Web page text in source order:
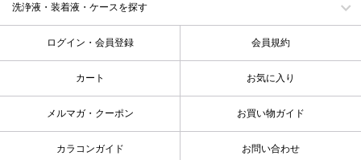
洗浄液・装着液・ケースを探す
ログイン・会員登録 会員規約
カート お気に入り
メルマガ・クーポン お買い物ガイド
カラコンガイド お問い合わせ